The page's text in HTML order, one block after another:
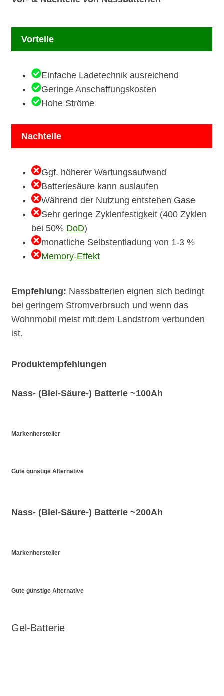
Vorteile
Einfache Ladetechnik ausreichend
Geringe Anschaffungskosten
Hohe Ströme
Nachteile
Ggf. höherer Wartungsaufwand
Batteriesäure kann auslaufen
Während der Nutzung entstehen Gase
Sehr geringe Zyklenfestigkeit (400 Zyklen
bei 50% DoD)
monatliche Selbstentladung von 1-3 %
Memory-Effekt
Empfehlung: Nassbatterien eignen sich bedingt
bei geringem Stromverbrauch und wenn das
Wohnmobil meist mit dem Landstrom verbunden
ist.
Produktempfehlungen
Nass- (Blei-Säure-) Batterie ~100Ah
Markenhersteller
Gute günstige Alternative
Nass- (Blei-Säure-) Batterie ~200Ah
Markenhersteller
Gute günstige Alternative
Gel-Batterie